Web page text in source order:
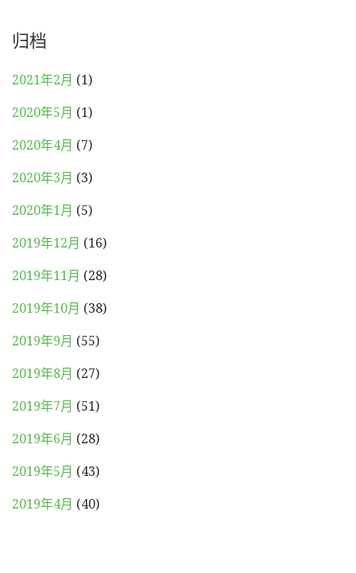
归档
2021年2月 (1)
2020年5月 (1)
2020年4月 (7)
2020年3月 (3)
2020年1月 (5)
2019年12月 (16)
2019年11月 (28)
2019年10月 (38)
2019年9月 (55)
2019年8月 (27)
2019年7月 (51)
2019年6月 (28)
2019年5月 (43)
2019年4月 (40)